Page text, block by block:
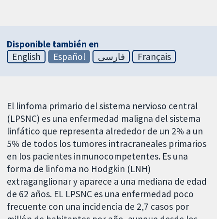
Disponible también en
English
Español فارسی Français
El linfoma primario del sistema nervioso central
(LPSNC) es una enfermedad maligna del sistema
linfático que representa alrededor de un 2% a un
5% de todos los tumores intracraneales primarios
en los pacientes inmunocompetentes. Es una
forma de linfoma no Hodgkin (LNH)
extraganglionar y aparece a una mediana de edad
de 62 años. EL LPSNC es una enfermedad poco
frecuente con una incidencia de 2,7 casos por